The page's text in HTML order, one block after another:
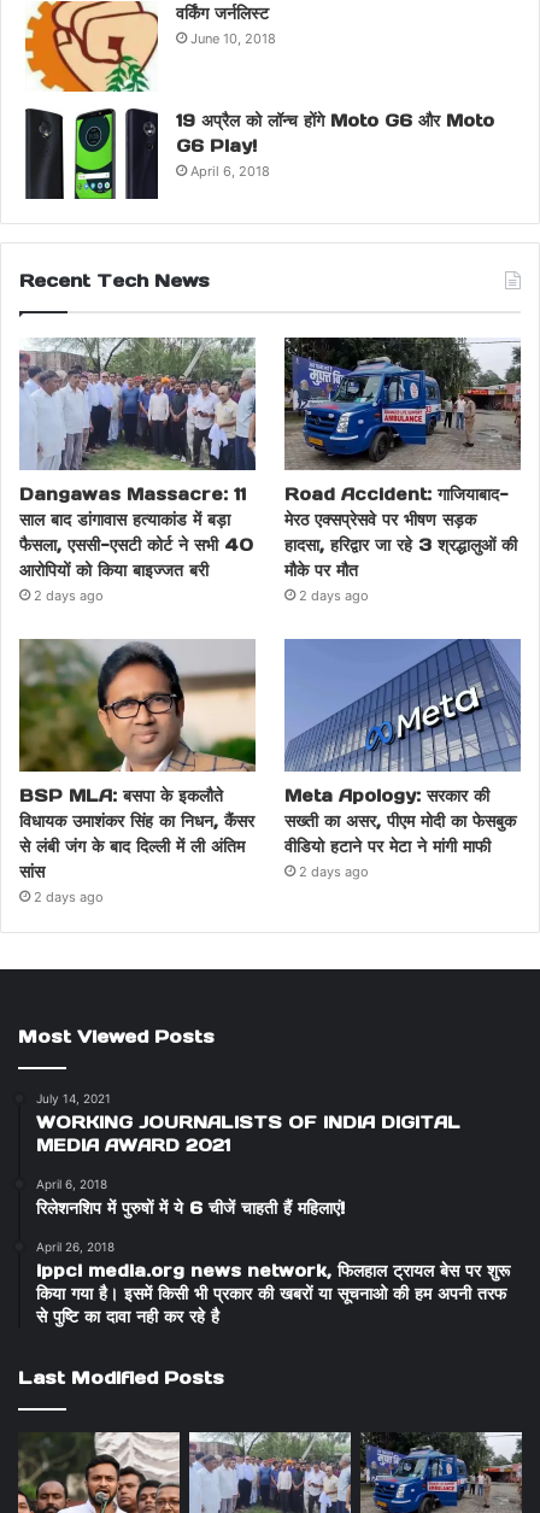
वर्किंग जर्नलिस्ट
June 10, 2018
19 अप्रैल को लॉन्च होंगे Moto G6 और Moto
G6 Play!
April 6, 2018
Recent Tech News
Dangawas Massacre: 11
साल बाद डांगावास हत्याकांड में बड़ा
फैसला, एससी-एसटी कोर्ट ने सभी 40
आरोपियों को किया बाइज्जत बरी
2 days ago
Road Accident: गाजियाबाद-
मेरठ एक्सप्रेसवे पर भीषण सड़क
हादसा, हरिद्वार जा रहे 3 श्रद्धालुओं की
मौके पर मौत
2 days ago
BSP MLA: बसपा के इकलौते
विधायक उमाशंकर सिंह का निधन, कैंसर
से लंबी जंग के बाद दिल्ली में ली अंतिम
सांस
2 days ago
Meta Apology: सरकार की
सख्ती का असर, पीएम मोदी का फेसबुक
वीडियो हटाने पर मेटा ने मांगी माफी
2 days ago
Most Viewed Posts
July 14, 2021
WORKING JOURNALISTS OF INDIA DIGITAL
MEDIA AWARD 2021
April 6, 2018
रिलेशनशिप में पुरुषों में ये 6 चीजें चाहती हैं महिलाएं!
April 26, 2018
ippci media.org news network, फिलहाल ट्रायल बेस पर शुरू
किया गया है। इसमें किसी भी प्रकार की खबरों या सूचनाओ की हम अपनी तरफ
से पुष्टि का दावा नही कर रहे है
Last Modified Posts